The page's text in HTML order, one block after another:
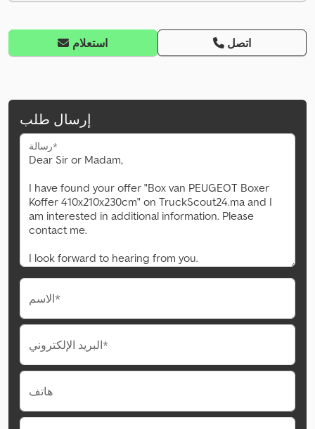
استعلام اتصل
إرسال طلب
رسالة*
الاسم*
البريد الإلكتروني*
هاتف